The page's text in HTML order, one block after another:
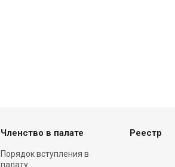
Членство в палате
Порядок вступления в
палату
Реестр